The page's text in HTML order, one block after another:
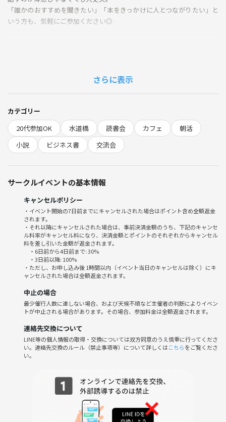
「誰かのおすすめを聞きたい」「本をきっかけに人とつながりたい」と
いう方も、気軽にご参加ください◎
エクセルシオール カフェ 水道橋西口店
（JR水道橋駅 西口すぐ）
💰 参加費
ご自身のカフェ代のみ（店内で1オーダーお願いします）
👥 定員
8名（20代限定）
🫧その他
当日は好きな本を1-2冊お待ち下さい！
ちょっと早起きした朝に、
本を通して、新しい発見や会話を楽しんでみませんか？
初参加の方も歓迎です◎
お申し込み、お待ちしています！
さらに表示
カテゴリー
20代参加OK
水道橋 読書会 カフェ
朝活
小説
ビジネス書 交流会
サークルイベントの基本情報
キャンセルポリシー
・イベント開始の7日前までにキャンセルされた場合はポイント含め全額返金
されます。
・それ以降にキャンセルされた場合は、事前決済金額のうち、下記のキャンセ
ル料率がキャンセル料になり、決済金額とポイントのそれぞれからキャンセル
料を差し引いた金額が返金されます。
・6日前から4日前まで: 30%
・3日前以降: 100%
・ただし、お申し込み後 1時間以内（イベント当日のキャンセルは除く）にキ
ャンセルされた場合は全額返金されます。
中止の場合
最少催行人数に達しない場合、および天候不順など主催者の判断によりイベン
トが中止される場合があります。その場合、参加料金は全額返金されます。
連絡先交換について
LINE等の個人情報の取得・交換については双方同意のうえ慎重に行ってくださ
い。連絡先交換のルール（禁止事項等）について詳しくはこちらをご覧くださ
い。